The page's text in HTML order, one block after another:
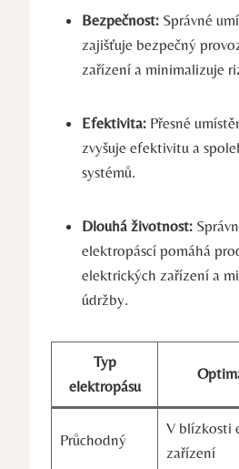
Bezpečnost: Správné
zajišťuje bezpečný
zařízení a minimalizuje
Efektivita: Přesné
zvyšuje efektivitu a
systémů.
Dlouhá životnost:
elektropáscí pomáhá
elektrických zařízení a
údržby.
Typ
elektropásu
Průchodný
V blízkosti
zařízení